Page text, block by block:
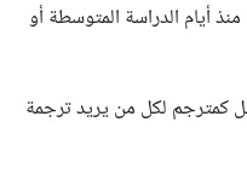
أيام الدراسة المتوسطة أو
كمترجم لكل من يريد ترجمة